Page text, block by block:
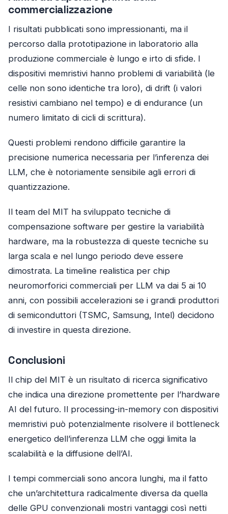
commercializzazione
I risultati pubblicati sono impressionanti, ma il
percorso dalla prototipazione in laboratorio alla
produzione commerciale è lungo e irto di sfide. I
dispositivi memristivi hanno problemi di variabilità (le
celle non sono identiche tra loro), di drift (i valori
resistivi cambiano nel tempo) e di endurance (un
numero limitato di cicli di scrittura).
Questi problemi rendono difficile garantire la
precisione numerica necessaria per l’inferenza dei
LLM, che è notoriamente sensibile agli errori di
quantizzazione.
Il team del MIT ha sviluppato tecniche di
compensazione software per gestire la variabilità
hardware, ma la robustezza di queste tecniche su
larga scala e nel lungo periodo deve essere
dimostrata. La timeline realistica per chip
neuromorforici commerciali per LLM va dai 5 ai 10
anni, con possibili accelerazioni se i grandi produttori
di semiconduttori (TSMC, Samsung, Intel) decidono
di investire in questa direzione.
Conclusioni
Il chip del MIT è un risultato di ricerca significativo
che indica una direzione promettente per l’hardware
AI del futuro. Il processing-in-memory con dispositivi
memristivi può potenzialmente risolvere il bottleneck
energetico dell’inferenza LLM che oggi limita la
scalabilità e la diffusione dell’AI.
I tempi commerciali sono ancora lunghi, ma il fatto
che un’architettura radicalmente diversa da quella
delle GPU convenzionali mostri vantaggi così netti